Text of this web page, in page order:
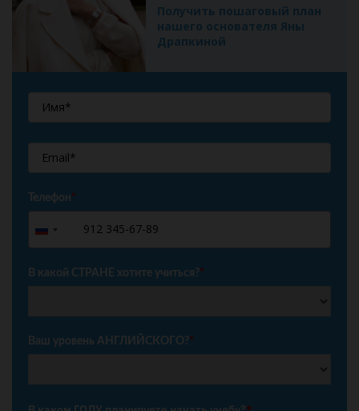
Получить пошаговый план
нашего основателя Яны
Драпкиной
Телефон*
Russia
+7
В какой СТРАНЕ хотите учиться?*
Ваш уровень АНГЛИЙСКОГО?*